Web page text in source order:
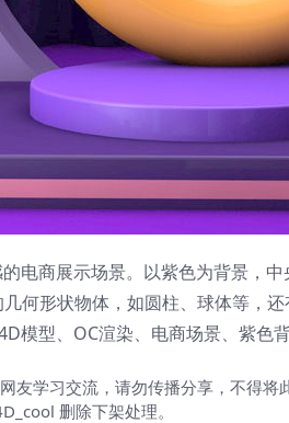
电商展示场景。以紫色为背景，
何形状物体，如圆柱、球体等，
模型、OC渲染、电商场景、紫色
友学习交流，请勿传播分享，不得
删除下架处理。